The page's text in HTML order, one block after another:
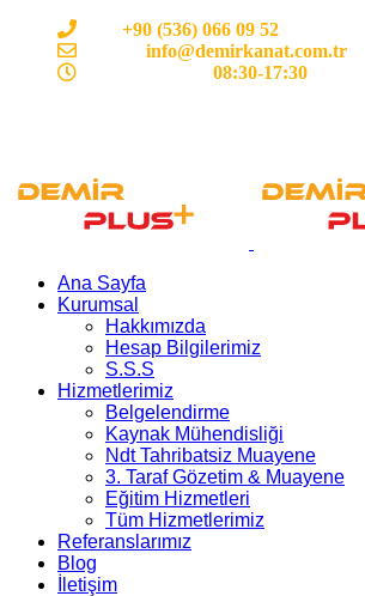
+90 (536) 066 09 52
info@demirkanat.com.tr
08:30-17:30
Ana Sayfa
Kurumsal
Hakkımızda
Hesap Bilgilerimiz
S.S.S
Hizmetlerimiz
Belgelendirme
Kaynak Mühendisliği
Ndt Tahribatsiz Muayene
3. Taraf Gözetim & Muayene
Eğitim Hizmetleri
Tüm Hizmetlerimiz
Referanslarımız
Blog
İletişim